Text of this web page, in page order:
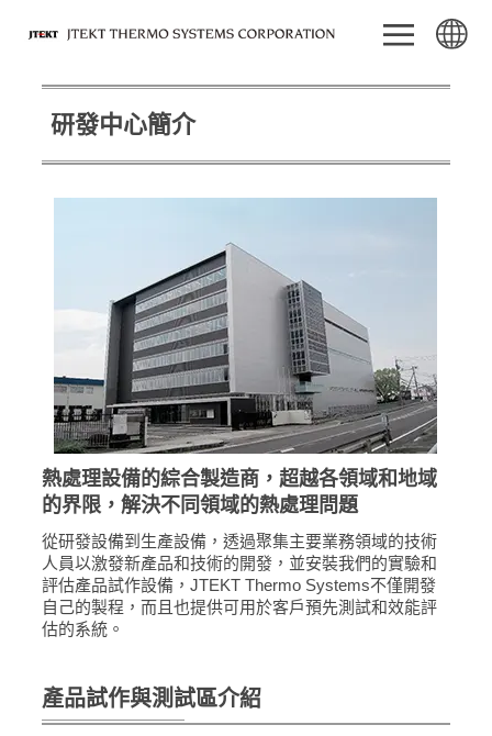
研發中心簡介
熱處理設備的綜合製造商，超越各領域和地域
的界限，解決不同領域的熱處理問題
從研發設備到生產設備，透過聚集主要業務領域的技術
人員以激發新產品和技術的開發，並安裝我們的實驗和
評估產品試作設備，JTEKT Thermo Systems不僅開發
自己的製程，而且也提供可用於客戶預先測試和效能評
估的系統。
產品試作與測試區介紹